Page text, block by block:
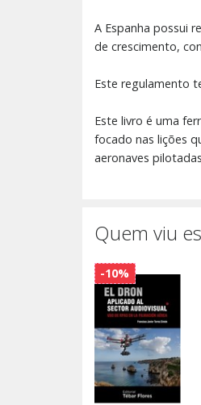
A Espanha possui
de crescimento,
Este regulamento
Este livro é uma
focado nas lições
aeronaves
Quem viu
-10%